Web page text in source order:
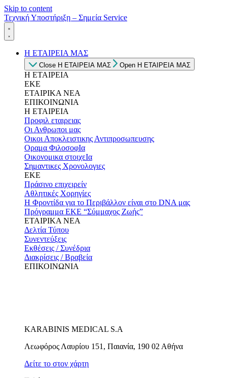
Skip to content
Τεχνική Υποστήριξη – Σημεία Service
Η ΕΤΑΙΡΕΙΑ ΜΑΣ
Close Η ΕΤΑΙΡΕΙΑ ΜΑΣ Open Η ΕΤΑΙΡΕΙΑ ΜΑΣ
Η ΕΤΑΙΡΕΙΑ
ΕΚΕ
ΕΤΑΙΡΙΚΑ ΝΕΑ
ΕΠΙΚΟΙΝΩΝΙΑ
Η ΕΤΑΙΡΕΙΑ
Προφιλ εταιρειας
Οι Ανθρωποι μας
Οικοι Αποκλειστικης Αντιπροσωπευσης
Οραμα ΦιλοσοφΙα
Οικονομικα στοιχεΙα
Σημαντικες Χρονολογιες
ΕΚΕ
Πράσινο επιχειρείν
Αθλητικές Χορηγίες
Η Φροντίδα για το Περιβάλλον είναι στο DNA μας
Πρόγραμμα ΕΚΕ “Σύμμαχος Ζωής”
ΕΤΑΙΡΙΚΑ ΝΕΑ
Δελτία Τύπου
Συνεντεύξεις
Εκθέσεις / Συνέδρια
Διακρίσεις / Βραβεία
ΕΠΙΚΟΙΝΩΝΙΑ
KARABINIS MEDICAL S.A
Λεωφόρος Λαυρίου 151, Παιανία, 190 02 Αθήνα
Δείτε το στον χάρτη